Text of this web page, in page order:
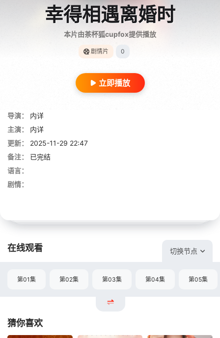
幸得相遇离婚时
本片由茶杯狐cupfox提供播放
剧情片 0
立即播放
导演：
内详
主演：
内详
更新：
2025-11-29 22:47
备注：
已完结
语言：
剧情：
在线观看 切换节点
第01集 第02集 第03集 第04集 第05集
猜你喜欢